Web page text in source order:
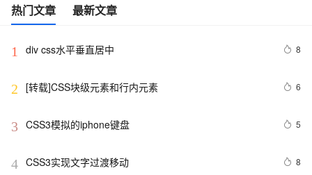
热门文章 最新文章
1 div css水平垂直居中 8
2 [转载]CSS块级元素和行内元素 6
3 CSS3模拟的iphone键盘 5
4 CSS3实现文字过渡移动 8